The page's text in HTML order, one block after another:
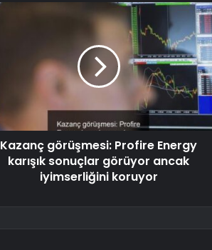
Kazanç görüşmesi: Profire Energy
karışık sonuçlar görüyor ancak
iyimserliğini koruyor